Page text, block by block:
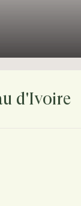
d'Ivoire